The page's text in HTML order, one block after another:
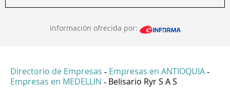
Información ofrecida por:
Directorio de Empresas - Empresas en ANTIOQUIA -
Empresas en MEDELLIN - Belisario Ryr S A S